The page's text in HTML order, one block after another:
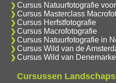
Cursus Natuurfotografie
Cursus Masterclass
Cursus Herfstfotografie
Cursus Macrofotografie
Cursus Natuurfotografie in
Cursus Wild van de
Cursus Wild van
Cursussen